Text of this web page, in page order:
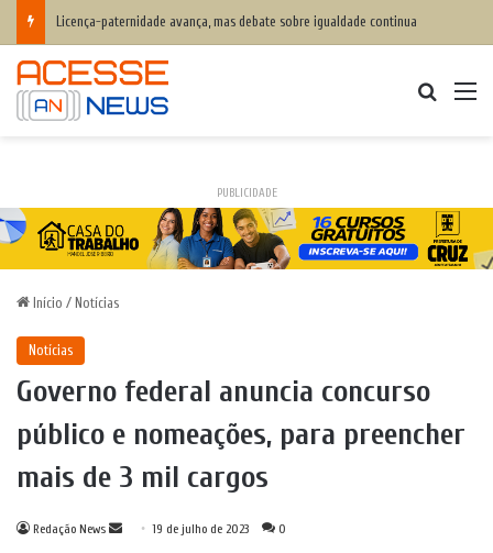
Licença-paternidade avança, mas debate sobre igualdade continua
PUBLICIDADE
Início / Notícias
Notícias
Governo federal anuncia concurso
público e nomeações, para preencher
mais de 3 mil cargos
Redação News
Mande19 de julho de 2023 0